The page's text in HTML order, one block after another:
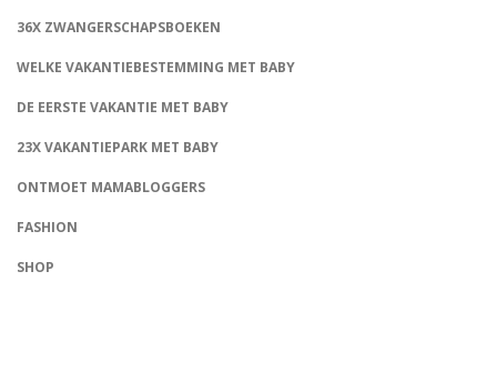
36X ZWANGERSCHAPSBOEKEN
WELKE VAKANTIEBESTEMMING MET BABY
DE EERSTE VAKANTIE MET BABY
23X VAKANTIEPARK MET BABY
ONTMOET MAMABLOGGERS
FASHION
SHOP